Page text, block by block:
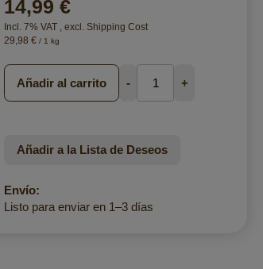
14,99 €
Incl. 7% VAT excl. Shipping Cost
29,98 € / 1 kg
Añadir al carrito - +
Añadir a la Lista de Deseos
Envío:
Listo para enviar en 1–3 días